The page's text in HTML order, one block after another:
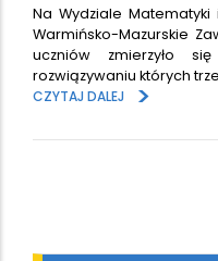
Na Wydziale Matematyki
Warmińsko-Mazurskie
uczniów zmierzyło
rozwiązywaniu których
CZYTAJ DALEJ
>